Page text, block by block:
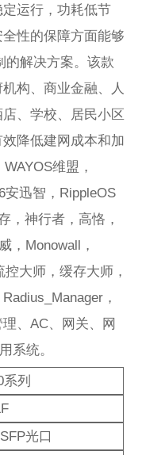
运行，功耗低节
性的保障方面能够
的解决方案。该款
构、商业金融、人
、学校、居民小区
降低建网成本和加
维盟，
安迅智，RippleOS
，神行者，高恪，
，Monowall，
大师，缓存大师，
，
、AC、网关、网
系统。
列
光口